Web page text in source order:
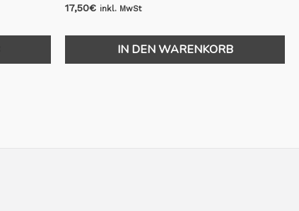
17,50€ inkl. MwSt
IN DEN WARENKORB